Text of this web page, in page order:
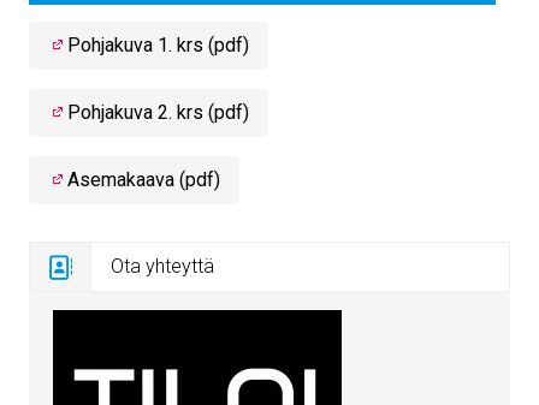
Pohjakuva 1. krs (pdf)
Pohjakuva 2. krs (pdf)
Asemakaava (pdf)
Ota yhteyttä